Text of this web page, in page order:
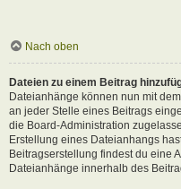
Nach oben
Dateien zu einem Beitrag
Dateianhänge können nun mit
an jeder Stelle eines Beitrags
die Board-Administration
Erstellung eines Dateianhangs
Beitragserstellung findest du eine
Dateianhänge innerhalb des